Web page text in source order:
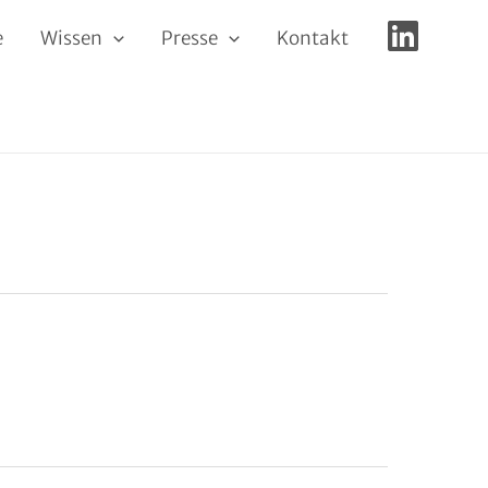
Wissen Presse Kontakt